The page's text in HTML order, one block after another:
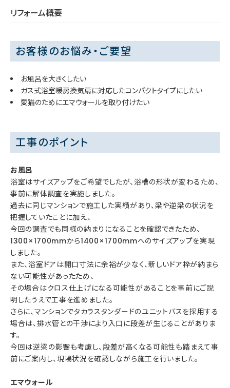
リフォーム概要
お客様のお悩み・ご要望
お風呂を大きくしたい
ガス式浴室暖房換気扇に対応したコンパクトタイプにしたい
愛猫のためにエマウォールを取り付けたい
工事のポイント
お風呂
浴室はサイズアップをご希望でしたが、浴槽の形状が変わるため、
事前に解体調査を実施しました。
過去に同じマンションで施工した実績があり、梁や逆梁の状況を
把握していたことに加え、
今回の調査でも同様の納まりになることを確認できたため、
1300×1700mmから1400×1700mmへのサイズアップを実現
しました。
また、浴室ドアは開口寸法に余裕が少なく、新しいドア枠が納まら
ない可能性があったため、
その場合はクロス仕上げになる可能性があることを事前にご説
明したうえで工事を進めました。
さらに、マンションでタカラスタンダードのユニットバスを採用する
場合は、排水管との干渉により入口に段差が生じることがありま
す。
今回は逆梁の影響も考慮し、段差が高くなる可能性も踏まえて事
前にご案内し、現場状況を確認しながら施工を行いました。
エマウォール